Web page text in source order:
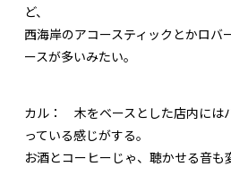
ど、
西海岸のアコースティックとかロバ
ースが多いみたい。
カル： 木をベースとした店内には
っている感じがする。
お酒とコーヒーじゃ、聴かせる音も